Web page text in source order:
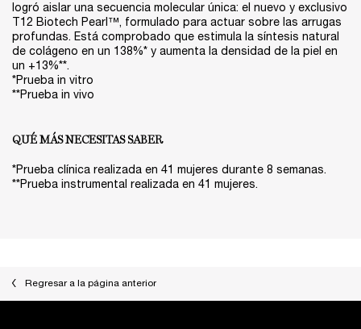
logró aislar una secuencia molecular única: el nuevo y exclusivo
T12 Biotech Pearl™, formulado para actuar sobre las arrugas
profundas. Está comprobado que estimula la síntesis natural
de colágeno en un 138%* y aumenta la densidad de la piel en
un +13%**.
*Prueba in vitro
**Prueba in vivo
QUÉ MÁS NECESITAS SABER
*Prueba clínica realizada en 41 mujeres durante 8 semanas.
**Prueba instrumental realizada en 41 mujeres.
Regresar a la página anterior